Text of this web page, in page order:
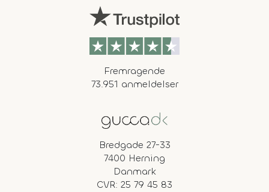
Fremragende
73.951 anmeldelser
Bredgade 27-33
7400 Herning
Danmark
CVR: 25 79 45 83